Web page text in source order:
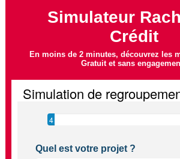
Simulateur
Crédit
En moins de 2 minutes, découvrez les
Gratuit et sans